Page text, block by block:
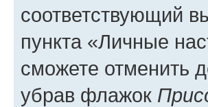
соответствующий
пункта «Личные
сможете отменить
убрав флажок